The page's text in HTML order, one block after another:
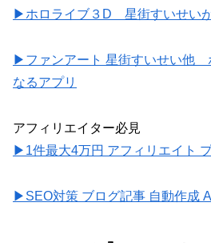
▶ホロライブ３D 星街すいせい
▶ファンアート 星街すいせい他
なるアプリ
アフィリエイター必見
▶1件最大4万円 アフィリエイト
▶SEO対策 ブログ記事 自動作成